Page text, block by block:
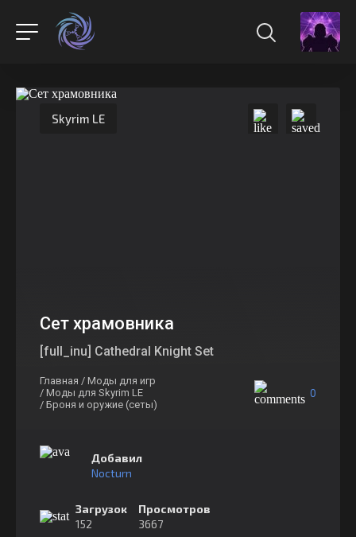
Skyrim LE
Сет храмовника
[full_inu] Cathedral Knight Set
Главная / Моды для игр
/ Моды для Skyrim LE
/ Броня и оружие (сеты)
0
Добавил
Nocturn
Загрузок
152
Просмотров
3667